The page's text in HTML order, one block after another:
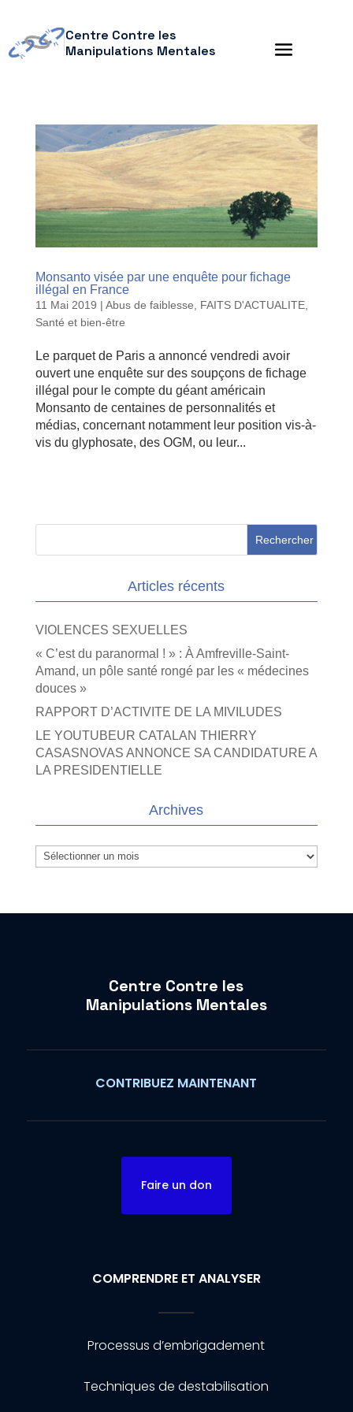
Centre Contre les
Manipulations Mentales
Monsanto visée par une enquête pour fichage
illégal en France
11 Mai 2019 | Abus de faiblesse FAITS D'ACTUALITE,
Santé et bien-être
Le parquet de Paris a annoncé vendredi avoir
ouvert une enquête sur des soupçons de fichage
illégal pour le compte du géant américain
Monsanto de centaines de personnalités et
médias, concernant notamment leur position vis-à-
vis du glyphosate, des OGM, ou leur...
Articles récents
VIOLENCES SEXUELLES
« C’est du paranormal ! » : À Amfreville-Saint-
Amand, un pôle santé rongé par les « médecines
douces »
RAPPORT D’ACTIVITE DE LA MIVILUDES
LE YOUTUBEUR CATALAN THIERRY
CASASNOVAS ANNONCE SA CANDIDATURE A
LA PRESIDENTIELLE
Archives
Archives
Centre Contre les
Manipulations Mentales
CONTRIBUEZ MAINTENANT
Faire un don
COMPRENDRE ET ANALYSER
Processus d’embrigadement
Techniques de destabilisation